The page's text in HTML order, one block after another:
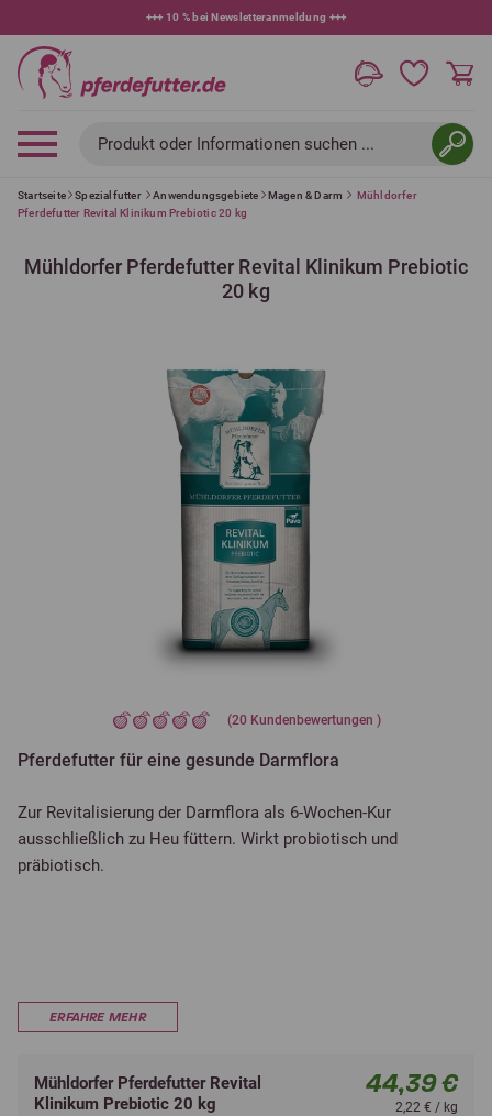
+++ 10 % bei Newsletteranmeldung +++
Produkt oder Informationen suchen ...
Startseite Spezialfutter Anwendungsgebiete Magen & Darm
Mühldorfer
Pferdefutter Revital Klinikum Prebiotic 20 kg
Mühldorfer Pferdefutter Revital Klinikum Prebiotic
20 kg
(20 Kundenbewertungen )
Pferdefutter für eine gesunde Darmflora
Zur Revitalisierung der Darmflora als 6-Wochen-Kur
ausschließlich zu Heu füttern. Wirkt probiotisch und
präbiotisch.
ERFAHRE MEHR
Mühldorfer Pferdefutter Revital
Klinikum Prebiotic 20 kg
44,39 €
2,22 € / kg